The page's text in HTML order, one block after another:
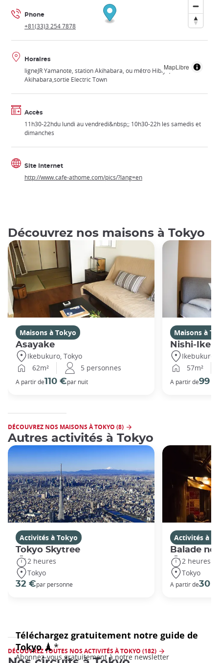
MapLibre
Phone
+81(33)3 254 7878
Horaires
ligneJR Yamanote, station Akihabara, ou métro Hibiya, station
Akihabara,sortie Electric Town
Accès
11h30-22hdu lundi au vendredi&nbsp;; 10h30-22h les samedis et
dimanches
Site Internet
http://www.cafe-athome.com/pics/?lang=en
Découvrez nos maisons à Tokyo
Maisons à Tokyo
Asayake
Ikebukuro, Tokyo
62m²
5 personnes
A partir de110 €par nuit
Maisons à
Nishi-
Ikebukuro,
57m²
A partir de99 €
DÉCOUVREZ NOS MAISONS À TOKYO (8)
Autres activités à Tokyo
Activités à Tokyo
Tokyo Skytree
2 heures
Tokyo
32 €par personne
Activités à
Balade
2 heures
Tokyo
A partir de30
DÉCOUVREZ TOUTES NOS ACTIVITÉS À TOKYO (182)